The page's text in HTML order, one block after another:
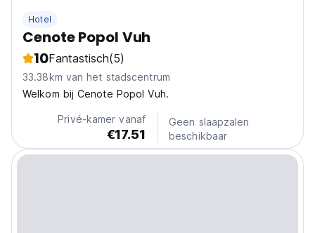
Hotel
Cenote Popol Vuh
10Fantastisch(5)
33.38km van het stadscentrum
Welkom bij Cenote Popol Vuh.
Privé-kamer vanaf
€17.51
Geen slaapzalen
beschikbaar